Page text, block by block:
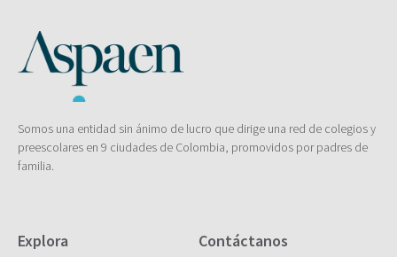
Somos una entidad sin ánimo de lucro que dirige una red de colegios y
preescolares en 9 ciudades de Colombia, promovidos por padres de
familia.
Explora Contáctanos